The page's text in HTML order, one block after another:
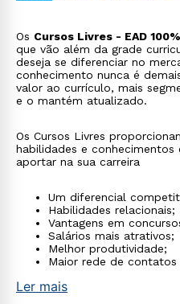
Os Cursos Livres - EAD
que vão além da grade
deseja se diferenciar no
conhecimento nunca é
valor ao currículo, mais
e o mantém atualizado.
Os Cursos Livres
habilidades e conhecimentos
aportar na sua carreira
Um diferencial
Habilidades relacionais;
Vantagens em
Salários mais atrativos;
Melhor produtividade;
Maior rede de contatos
Ler mais